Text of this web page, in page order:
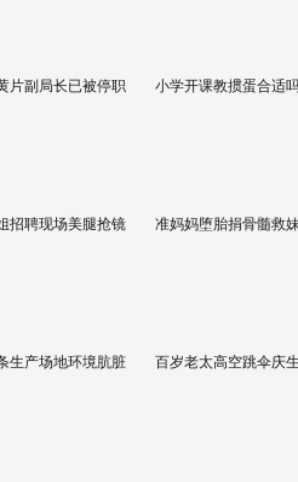
片副局长已被停职 小学开课教掼蛋合适
招聘现场美腿抢镜 准妈妈堕胎捐骨髓救
生产场地环境肮脏 百岁老太高空跳伞庆生